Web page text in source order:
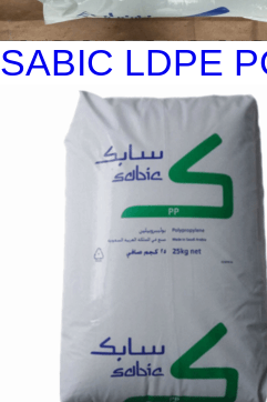
SABIC LDPE